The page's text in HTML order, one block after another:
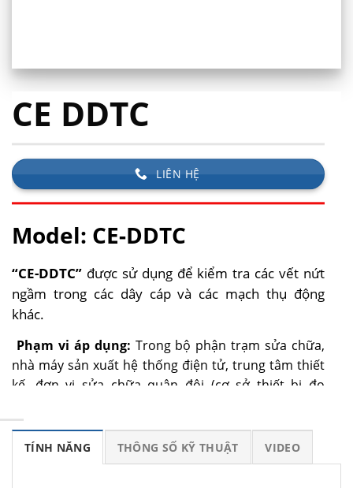
CE DDTC
LIÊN HỆ
Model: CE-DDTC
“CE-DDTC” được sử dụng để kiểm tra các vết nứt
ngầm trong các dây cáp và các mạch thụ động
khác.
Phạm vi áp dụng: Trong bộ phận trạm sửa chữa,
nhà máy sản xuất hệ thống điện tử, trung tâm thiết
kế, đơn vị sửa chữa quân đội (cơ sở thiết bị đo
TÍNH NĂNG THÔNG SỐ KỸ THUẬT VIDEO